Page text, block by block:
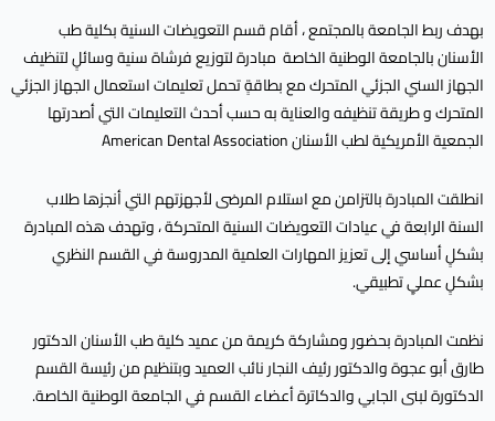
بهدف ربط الجامعة بالمجتمع ، أقام قسم التعويضات السنية بكلية طب
الأسنان بالجامعة الوطنية الخاصة مبادرة لتوزيع فرشاة سنية وسائلٍ لتنظيف
الجهاز السني الجزئي المتحرك مع بطاقةٍ تحمل تعليمات استعمال الجهاز الجزئي
المتحرك و طريقة تنظيفه والعناية به حسب أحدث التعليمات التي أصدرتها
الجمعية الأمريكية لطب الأسنان American Dental Association
انطلقت المبادرة بالتزامن مع استلام المرضى لأجهزتهم التي أنجزها طلاب
السنة الرابعة في عيادات التعويضات السنية المتحركة ، وتهدف هذه المبادرة
بشكلٍ أساسي إلى تعزيز المهارات العلمية المدروسة في القسم النظري
بشكلٍ عمليٍ تطبيقي.
نظمت المبادرة بحضور ومشاركة كريمة من عميد كلية طب الأسنان الدكتور
طارق أبو عجوة والدكتور رئيف النجار نائب العميد وبتنظيم من رئيسة القسم
الدكتورة لبنى الجابي والدكاترة أعضاء القسم في الجامعة الوطنية الخاصة.